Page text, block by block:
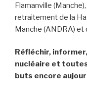
Flamanville
retraitement de la
Manche (ANDRA) et
Réfléchir,
nucléaire et
buts encore